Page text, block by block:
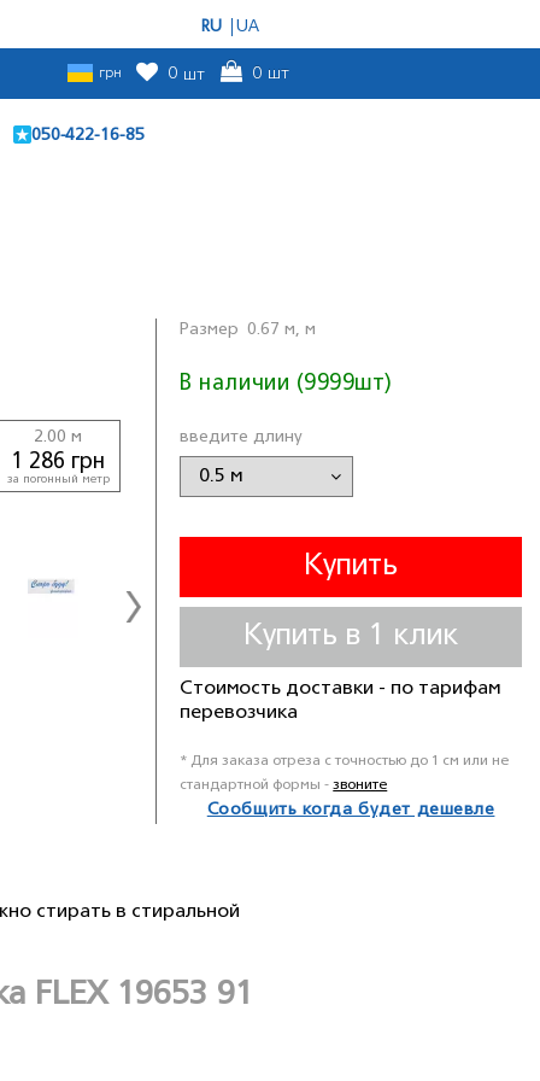
RU UA
грн 0 шт 0 шт
050-422-16-85
2.00 м
1 286 грн
за погонный метр
Размер 0.67 м, м
В наличии (9999шт)
введите длину
Купить
Купить в 1 клик
Стоимость доставки - по тарифам
перевозчика
* Для заказа отреза с точностью до 1 см или не
стандартной формы -звоните
Сообщить когда будет дешевле
стирать в стиральной
FLEX 19653 91